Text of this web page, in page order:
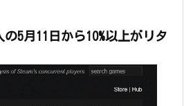
5月11日から10%以上がリタ